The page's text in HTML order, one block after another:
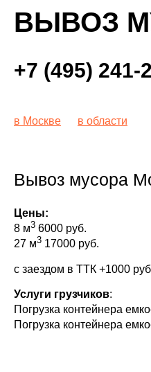
ВЫВОЗ
+7 (495) 241-
в Москве в области
Вывоз мусора
Цены:
8 м3 6000 руб.
27 м3 17000 руб.
с заездом в ТТК +1000
Услуги грузчиков:
Погрузка контейнера
Погрузка контейнера